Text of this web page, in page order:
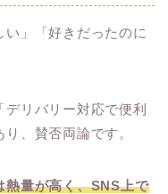
」「好きだったのに
リバリー対応で便利
、賛否両論です。
熱量が高く、SNS上で